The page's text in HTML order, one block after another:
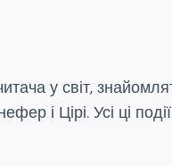
у світ,
і Цірі. Усі ці